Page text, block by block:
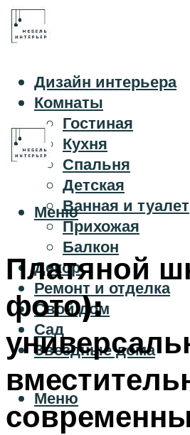
Дизайн интерьера
Комнаты
Гостиная
Кухня
Спальня
Детская
Ванная и туалет
Прихожая
Балкон
Декор
Ремонт и отделка
Свой дом
Сад
Звездные дома
Меню
Меню
Платяной
фото):